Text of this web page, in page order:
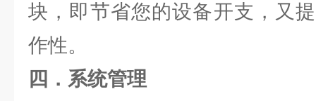
块，即节省您的设备开支，又
作性。
四．系统管理